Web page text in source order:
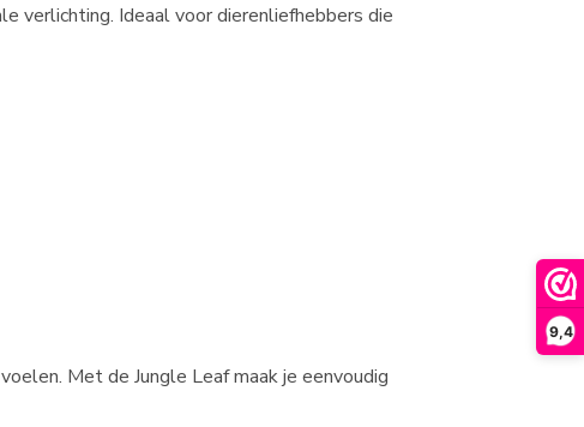
9,4
verlichting. Ideaal voor dierenliefhebbers die
Met de Jungle Leaf maak je eenvoudig